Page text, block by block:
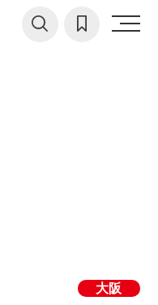
大阪